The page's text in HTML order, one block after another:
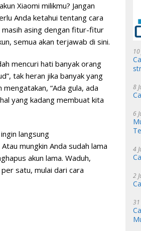
Xiaomi milikmu? Jangan
Anda ketahui tentang cara
masih asing dengan fitur-fitur
semua akan terjawab di sini.
mencuri hati banyak orang
tak heran jika banyak yang
“Ada gula, ada
yang kadang membuat kita
langsung
mungkin Anda sudah lama
akun lama. Waduh,
satu, mulai dari cara
8
6
4
2